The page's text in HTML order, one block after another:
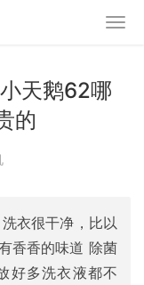
天鹅62哪
的
衣很干净，比以
香香的味道 除菌
好多洗衣液都不